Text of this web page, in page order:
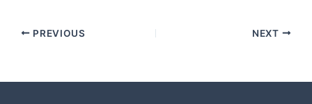
PREVIOUS NEXT